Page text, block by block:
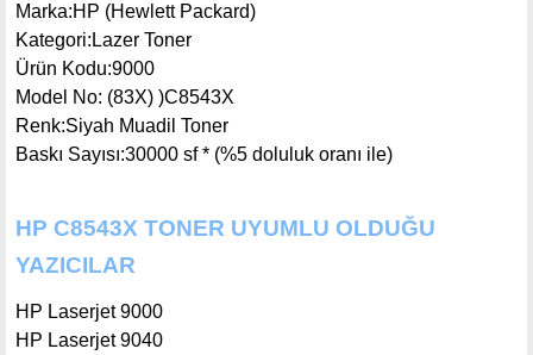
Marka:HP (Hewlett Packard)
Kategori: Lazer Toner
Ürün Kodu:9000
Model No: (83X) )C8543X
Renk:Siyah Muadil Toner
Baskı Sayısı:30000 sf * (%5 doluluk oranı ile)
HP C8543X TONER UYUMLU OLDUĞU
YAZICILAR
HP Laserjet 9000
HP Laserjet 9040